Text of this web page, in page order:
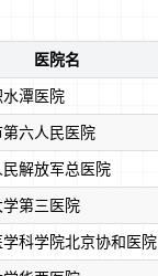
医院名
潭医院
第六人民医院
民解放军总医院
第三医院
学科学院北京协和医院